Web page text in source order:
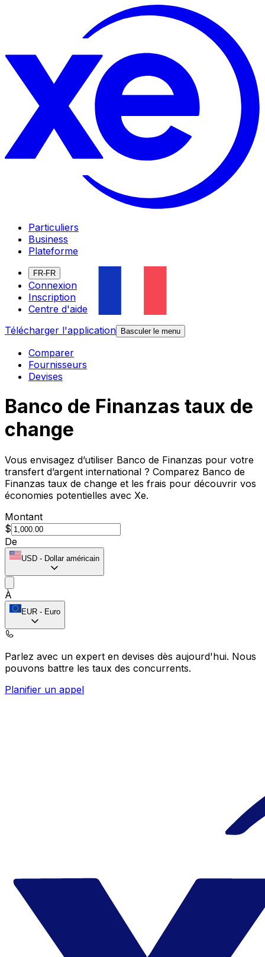
Particuliers
Business
Plateforme
FR-FR
Connexion
Inscription
Centre d'aide
Télécharger l'application
Basculer le menu
Comparer
Fournisseurs
Devises
Banco de Finanzas taux de
change
Vous envisagez d’utiliser Banco de Finanzas pour votre
transfert d’argent international ? Comparez Banco de
Finanzas taux de change et les frais pour découvrir vos
économies potentielles avec Xe.
Montant
$
De
USD - Dollar américain
À
EUR - Euro
Parlez avec un expert en devises dès aujourd'hui. Nous
pouvons battre les taux des concurrents.
Planifier un appel